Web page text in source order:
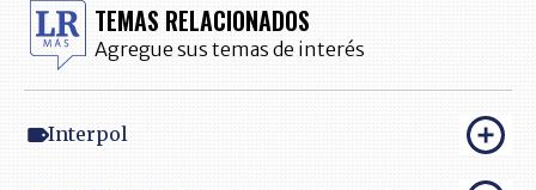
TEMAS RELACIONADOS
Agregue sus temas de interés
Interpol